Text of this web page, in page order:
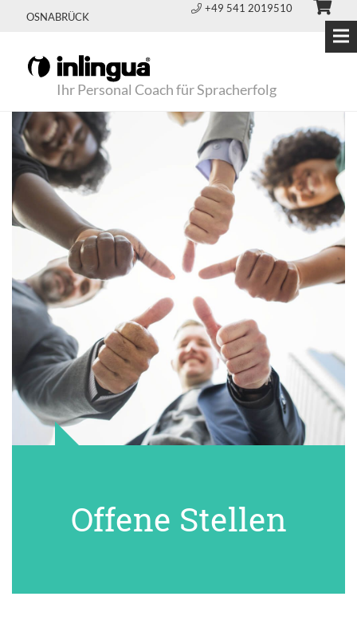
OSNABRÜCK
+49 541 2019510
Ihr Personal Coach für Spracherfolg
Offene Stellen